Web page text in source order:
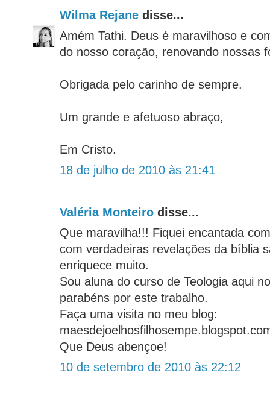
Wilma Rejane disse...
Amém Tathi. Deus é maravilhoso e
do nosso coração, renovando nossas
Obrigada pelo carinho de sempre.
Um grande e afetuoso abraço,
Em Cristo.
18 de julho de 2010 às 21:41
Valéria Monteiro disse...
Que maravilha!!! Fiquei encantada
com verdadeiras revelações da bíblia
enriquece muito.
Sou aluna do curso de Teologia aqui
parabéns por este trabalho.
Faça uma visita no meu blog:
Que Deus abençoe!
10 de setembro de 2010 às 22:12